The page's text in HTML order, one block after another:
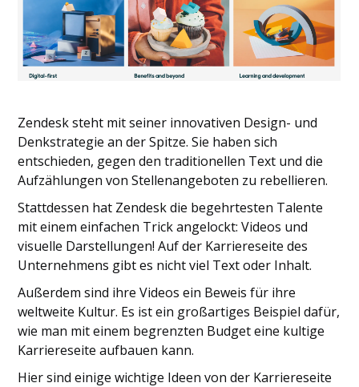
Zendesk steht mit seiner innovativen Design- und
Denkstrategie an der Spitze. Sie haben sich
entschieden, gegen den traditionellen Text und die
Aufzählungen von Stellenangeboten zu rebellieren.
Stattdessen hat Zendesk die begehrtesten Talente
mit einem einfachen Trick angelockt: Videos und
visuelle Darstellungen! Auf der Karriereseite des
Unternehmens gibt es nicht viel Text oder Inhalt.
Außerdem sind ihre Videos ein Beweis für ihre
weltweite Kultur. Es ist ein großartiges Beispiel dafür,
wie man mit einem begrenzten Budget eine kultige
Karriereseite aufbauen kann.
Hier sind einige wichtige Ideen von der Karriereseite